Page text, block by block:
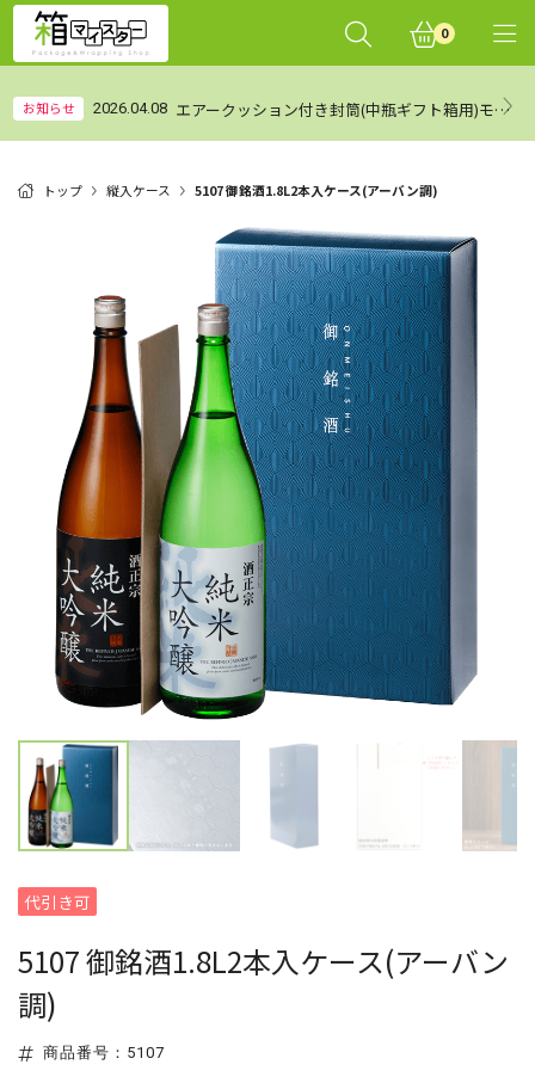
0
お知らせ 2026.04.08 エアークッション付き封筒(中瓶ギフト箱用)モニターレビュー集計結果（まとめ）
トップ 縦入ケース 5107 御銘酒1.8L2本入ケース(アーバン調)
代引き可
5107 御銘酒1.8L2本入ケース(アーバン
調)
商品番号：5107